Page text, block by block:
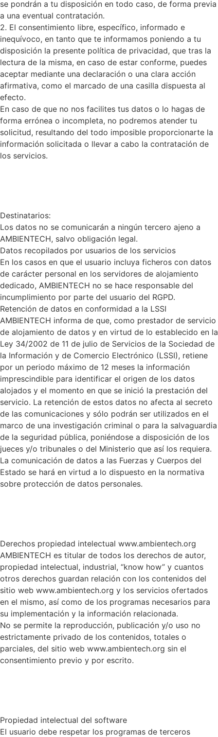
se pondrán a tu disposición en todo caso, de forma previa
a una eventual contratación.
2. El consentimiento libre, específico, informado e
inequívoco, en tanto que te informamos poniendo a tu
disposición la presente política de privacidad, que tras la
lectura de la misma, en caso de estar conforme, puedes
aceptar mediante una declaración o una clara acción
afirmativa, como el marcado de una casilla dispuesta al
efecto.
En caso de que no nos facilites tus datos o lo hagas de
forma errónea o incompleta, no podremos atender tu
solicitud, resultando del todo imposible proporcionarte la
información solicitada o llevar a cabo la contratación de
los servicios.
Destinatarios:
Los datos no se comunicarán a ningún tercero ajeno a
AMBIENTECH, salvo obligación legal.
Datos recopilados por usuarios de los servicios
En los casos en que el usuario incluya ficheros con datos
de carácter personal en los servidores de alojamiento
dedicado, AMBIENTECH no se hace responsable del
incumplimiento por parte del usuario del RGPD.
Retención de datos en conformidad a la LSSI
AMBIENTECH informa de que, como prestador de servicio
de alojamiento de datos y en virtud de lo establecido en la
Ley 34/2002 de 11 de julio de Servicios de la Sociedad de
la Información y de Comercio Electrónico (LSSI), retiene
por un periodo máximo de 12 meses la información
imprescindible para identificar el origen de los datos
alojados y el momento en que se inició la prestación del
servicio. La retención de estos datos no afecta al secreto
de las comunicaciones y sólo podrán ser utilizados en el
marco de una investigación criminal o para la salvaguardia
de la seguridad pública, poniéndose a disposición de los
jueces y/o tribunales o del Ministerio que así los requiera.
La comunicación de datos a las Fuerzas y Cuerpos del
Estado se hará en virtud a lo dispuesto en la normativa
sobre protección de datos personales.
Derechos propiedad intelectual www.ambientech.org
AMBIENTECH es titular de todos los derechos de autor,
propiedad intelectual, industrial, “know how” y cuantos
otros derechos guardan relación con los contenidos del
sitio web www.ambientech.org y los servicios ofertados
en el mismo, así como de los programas necesarios para
su implementación y la información relacionada.
No se permite la reproducción, publicación y/o uso no
estrictamente privado de los contenidos, totales o
parciales, del sitio web www.ambientech.org sin el
consentimiento previo y por escrito.
Propiedad intelectual del software
El usuario debe respetar los programas de terceros